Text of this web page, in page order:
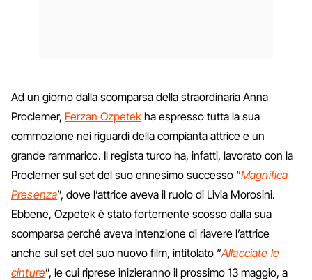
Ad un giorno dalla scomparsa della straordinaria Anna
Proclemer, Ferzan Ozpetek ha espresso tutta la sua
commozione nei riguardi della compianta attrice e un
grande rammarico. Il regista turco ha, infatti, lavorato con la
Proclemer sul set del suo ennesimo successo “Magnifica
Presenza”, dove l’attrice aveva il ruolo di Livia Morosini.
Ebbene, Ozpetek è stato fortemente scosso dalla sua
scomparsa perché aveva intenzione di riavere l’attrice
anche sul set del suo nuovo film, intitolato “Allacciate le
cinture”, le cui riprese inizieranno il prossimo 13 maggio, a